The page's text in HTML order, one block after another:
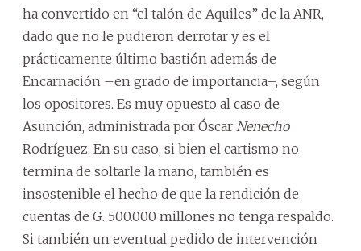
ha convertido en “el talón de Aquiles” de la ANR,
dado que no le pudieron derrotar y es el
prácticamente último bastión además de
Encarnación –en grado de importancia–, según
los opositores. Es muy opuesto al caso de
Asunción, administrada por Óscar Nenecho
Rodríguez. En su caso, si bien el cartismo no
termina de soltarle la mano, también es
insostenible el hecho de que la rendición de
cuentas de G. 500.000 millones no tenga respaldo.
Si también un eventual pedido de intervención